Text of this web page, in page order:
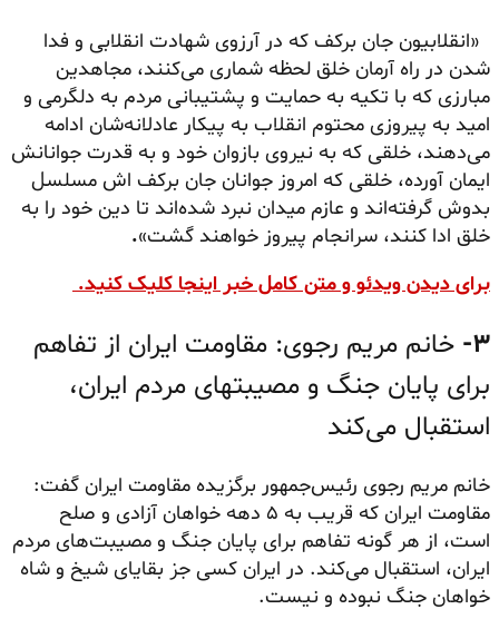
«انقلابیون جان برکف که در آرزوی شهادت انقلابی و فدا
شدن در راه آرمان خلق لحظه شماری می‌کنند، مجاهدین
مبارزی که با تکیه به حمایت و پشتیبانی مردم به دلگرمی و
امید به پیروزی محتوم انقلاب به پیکار عادلانه‌شان ادامه
می‌دهند، خلقی که به نیروی بازوان خود و به قدرت جوانانش
ایمان آورده، خلقی که امروز جوانان جان‌ برکف اش مسلسل
بدوش گرفته‌اند و عازم میدان نبرد شده‌اند تا دین خود را به
خلق ادا کنند، سرانجام پیروز خواهند گشت».
برای دیدن ویدئو و متن کامل خبر اینجا کلیک کنید.
۳- خانم مریم رجوی: مقاومت ایران از تفاهم
برای پایان جنگ و مصیبتهای مردم ایران،
استقبال می‌کند
خانم مریم رجوی رئیس‌جمهور برگزیده مقاومت ایران گفت:
مقاومت ایران که قریب به ۵ دهه خواهان آزادی و صلح
است، از هر گونه تفاهم برای پایان جنگ و مصیبت‌های مردم
ایران، استقبال می‌کند. در ایران کسی جز بقایای شیخ و شاه
خواهان جنگ نبوده و نیست.